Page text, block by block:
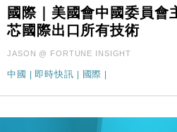
國際｜美國會中國委員會
芯國際出口所有技術
JASON @ FORTUNE INSIGHT
中國 | 即時快訊 | 國際 |